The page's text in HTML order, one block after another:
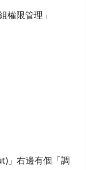
權限管理」
」右邊有個「調